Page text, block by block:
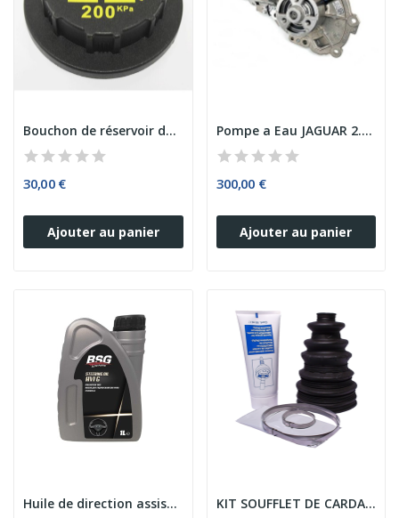
Bouchon de réservoir de liquide de...
30,00 €
Ajouter au panier
Pompe a Eau JAGUAR 2.0 D
300,00 €
Ajouter au panier
Huile de direction assistée Couleur Verte FORD... KIT SOUFFLET DE CARDAN FORD RANGER